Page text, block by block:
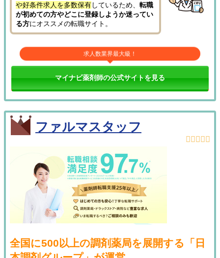
や好条件求人を多数保有しているため、 転職
が初めての方やどこに登録しようか迷ってい
る方にオススメの転職サイト。
求人数業界最大級！
マイナビ薬剤師の公式サイトを見る
ファルマスタッフ
全国に500以上の調剤薬局を展開する「日